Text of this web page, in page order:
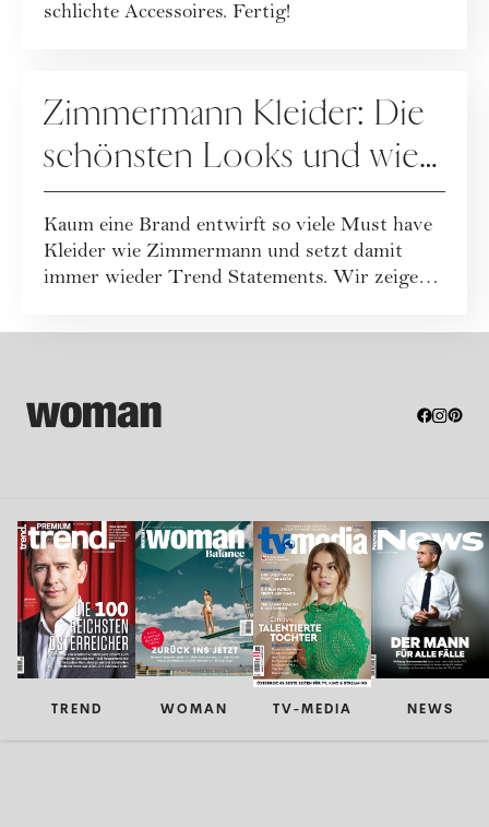
schlichte Accessoires. Fertig!
Zimmermann Kleider: Die
schönsten Looks und wie
Sie sie stilvoll kombinieren
Kaum eine Brand entwirft so viele Must have
Kleider wie Zimmermann und setzt damit
immer wieder Trend Statements. Wir zeigen
TREND WOMAN TV-MEDIA NEWS